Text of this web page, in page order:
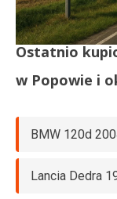
Ostatnio
w Popowie i
BMW 120d
Lancia Dedra